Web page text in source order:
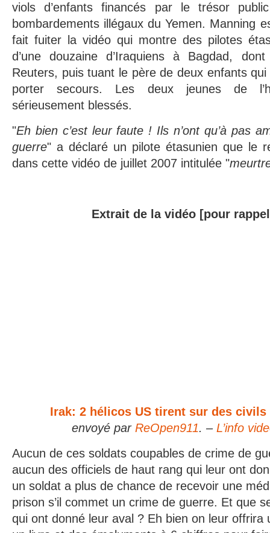
viols d’enfants financés par le trésor
bombardements illégaux du Yemen. Manning
fait fuiter la vidéo qui montre des pilotes
d’une douzaine d’Iraquiens à Bagdad,
Reuters, puis tuant le père de deux enfants qui
porter secours. Les deux jeunes de
sérieusement blessés.
"Eh bien c’est leur faute ! Ils n’ont qu’à pas
guerre" a déclaré un pilote étasunien que le
dans cette vidéo de juillet 2007 intitulée "
Extrait de la vidéo [pour
Irak: 2 hélicos US tirent sur des civils
envoyé parReOpen911. –L’info
Aucun de ces soldats coupables de crime de
aucun des officiels de haut rang qui leur ont
un soldat a plus de chance de recevoir une
prison s’il commet un crime de guerre. Et que
qui ont donné leur aval ? Eh bien on leur offrira